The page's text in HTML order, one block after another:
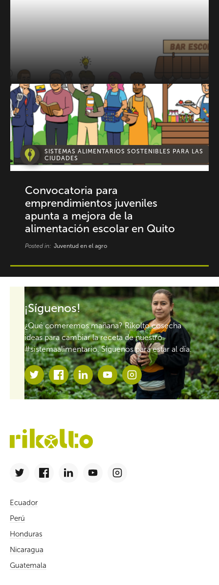
SISTEMAS ALIMENTARIOS SOSTENIBLES PARA LAS
CIUDADES
Convocatoria para
emprendimientos juveniles
apunta a mejora de la
alimentación escolar en Quito
Posted in: Juventud en el agro
¡Síguenos!
¿Qué comeremos mañana? Rikolto cosecha
ideas para cambiar la receta de nuestro
#sistemaalimentario. Síguenos para estar al día.
Ecuador
Perú
Honduras
Nicaragua
Guatemala